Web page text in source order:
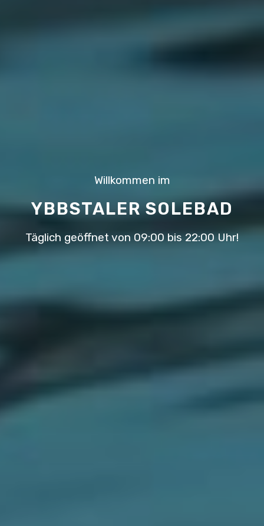
Willkommen im
YBBSTALER SOLEBAD
Täglich geöffnet von 09:00 bis 22:00 Uhr!